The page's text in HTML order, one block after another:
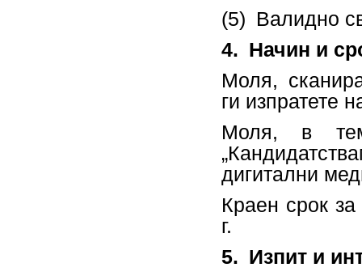
(5) Валидно
4. Начин и
Моля,
ги изпратете
Моля, в
дигитални
Краен срок
г.
5. Изпит и